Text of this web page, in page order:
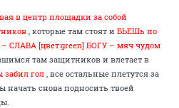
в центр площадки за собой
, которые там стоят и БЬЕШь по
СЛАВА [цвет:green] БОГУ – мяч чудом
там защитников и влетает в
гол , все остальные плетутся за
начать снова подносить твоей